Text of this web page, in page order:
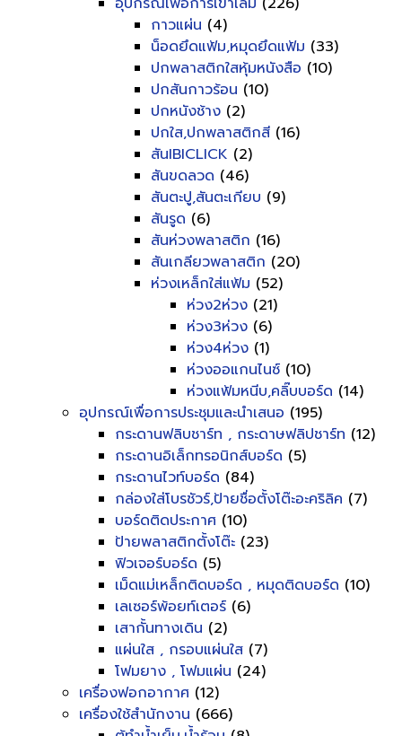
กาวแผ่น (4)
น็อดยึดแฟ้ม,หมุดยึดแฟ้ม (33)
ปกพลาสติกใสหุ้มหนังสือ (10)
ปกสันกาวร้อน (10)
ปกหนังช้าง (2)
ปกใส,ปกพลาสติกสี (16)
สันIBICLICK (2)
สันขดลวด (46)
สันตะปู,สันตะเกียบ (9)
สันรูด (6)
สันห่วงพลาสติก (16)
สันเกลียวพลาสติก (20)
ห่วงเหล็กใส่แฟ้ม (52)
ห่วง2ห่วง (21)
ห่วง3ห่วง (6)
ห่วง4ห่วง (1)
ห่วงออแกนไนซ์ (10)
ห่วงแฟ้มหนีบ,คลิ๊บบอร์ด (14)
อุปกรณ์เพื่อการประชุมและนำเสนอ (195)
กระดานฟลิบชาร์ท , กระดาษฟลิปชาร์ท (12)
กระดานอิเล็กทรอนิกส์บอร์ด (5)
กระดานไวท์บอร์ด (84)
กล่องใส่โบรชัวร์,ป้ายชื่อตั้งโต๊ะอะคริลิค (7)
บอร์ดติดประกาศ (10)
ป้ายพลาสติกตั้งโต๊ะ (23)
ฟิวเจอร์บอร์ด (5)
เม็ดแม่เหล็กติดบอร์ด , หมุดติดบอร์ด (10)
เลเซอร์พ้อยท์เตอร์ (6)
เสากั้นทางเดิน (2)
แผ่นใส , กรอบแผ่นใส (7)
โฟมยาง , โฟมแผ่น (24)
เครื่องฟอกอากาศ (12)
เครื่องใช้สำนักงาน (666)